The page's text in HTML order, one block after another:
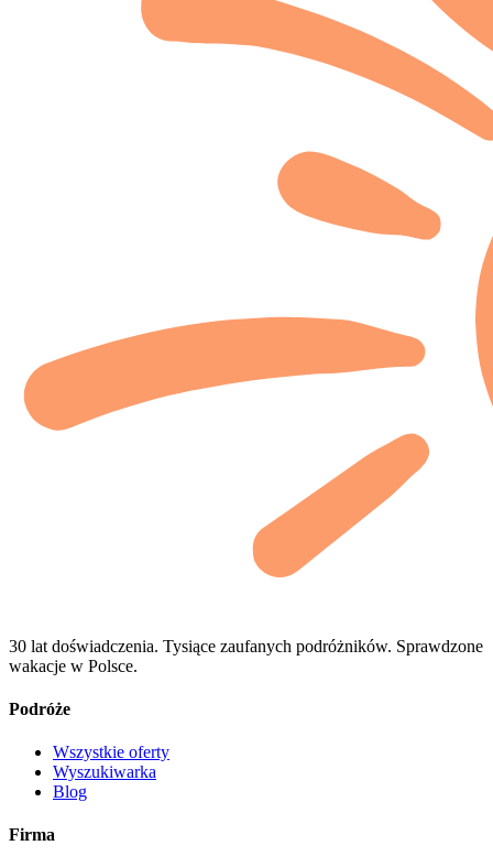
30 lat doświadczenia. Tysiące zaufanych podróżników. Sprawdzone
wakacje w Polsce.
Podróże
Wszystkie oferty
Wyszukiwarka
Blog
Firma